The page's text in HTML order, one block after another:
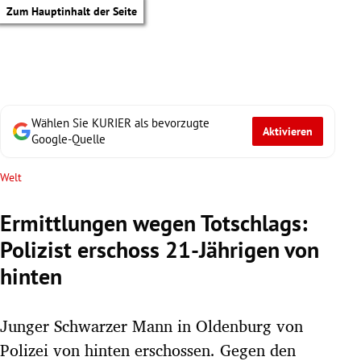
Zum Hauptinhalt der Seite
Untermenü
Wählen Sie KURIER als bevorzugte
Google-Quelle
Aktivieren
Welt
Ermittlungen wegen Totschlags:
Polizist erschoss 21-Jährigen von
hinten
Junger Schwarzer Mann in Oldenburg von
Polizei von hinten erschossen. Gegen den